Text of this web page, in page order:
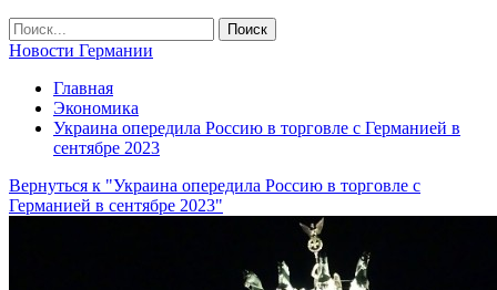
Новости Германии
Главная
Экономика
Украина опередила Россию в торговле с Германией в
сентябре 2023
Вернуться к "Украина опередила Россию в торговле с
Германией в сентябре 2023"